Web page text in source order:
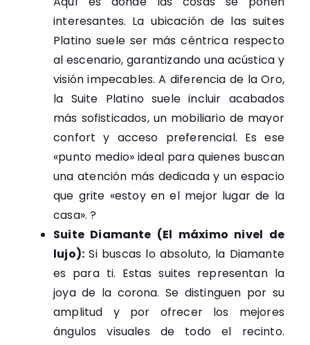
interesantes. La ubicación de las suites
Platino suele ser más céntrica respecto
al escenario, garantizando una acústica y
visión impecables. A diferencia de la Oro,
la Suite Platino suele incluir acabados
más sofisticados, un mobiliario de mayor
confort y acceso preferencial. Es ese
«punto medio» ideal para quienes buscan
una atención más dedicada y un espacio
que grite «estoy en el mejor lugar de la
casa». ?
Suite Diamante (El máximo nivel de
lujo): Si buscas lo absoluto, la Diamante
es para ti. Estas suites representan la
joya de la corona. Se distinguen por su
amplitud y por ofrecer los mejores
ángulos visuales de todo el recinto.